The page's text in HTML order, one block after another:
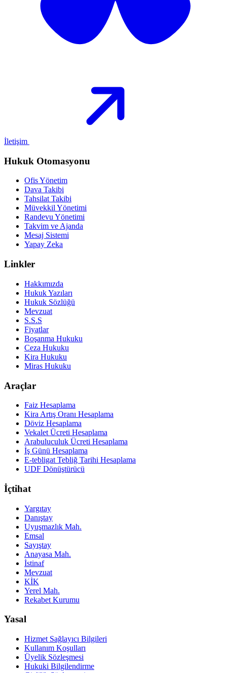
İletişim
Hukuk Otomasyonu
Ofis Yönetim
Dava Takibi
Tahsilat Takibi
Müvekkil Yönetimi
Randevu Yönetimi
Takvim ve Ajanda
Mesaj Sistemi
Yapay Zeka
Linkler
Hakkımızda
Hukuk Yazıları
Hukuk Sözlüğü
Mevzuat
S.S.S
Fiyatlar
Boşanma Hukuku
Ceza Hukuku
Kira Hukuku
Miras Hukuku
Araçlar
Faiz Hesaplama
Kira Artış Oranı Hesaplama
Döviz Hesaplama
Vekalet Ücreti Hesaplama
Arabuluculuk Ücreti Hesaplama
İş Günü Hesaplama
E-tebligat Tebliğ Tarihi Hesaplama
UDF Dönüştürücü
İçtihat
Yargıtay
Danıştay
Uyuşmazlık Mah.
Emsal
Sayıştay
Anayasa Mah.
İstinaf
Mevzuat
KİK
Yerel Mah.
Rekabet Kurumu
Yasal
Hizmet Sağlayıcı Bilgileri
Kullanım Koşulları
Üyelik Sözleşmesi
Hukuki Bilgilendirme